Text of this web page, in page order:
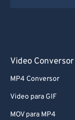
Video Conversor
MP4 Conversor
Video para GIF
MOV para MP4